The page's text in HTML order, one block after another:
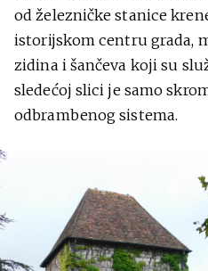
od železničke stanice
istorijskom centru grada,
zidina i šančeva koji su
sledećoj slici je samo
odbrambenog sistema.